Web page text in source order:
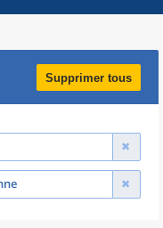
Supprimer tous